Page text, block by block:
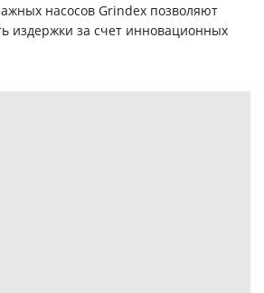
насосов Grindex позволяют
издержки за счет инновационных